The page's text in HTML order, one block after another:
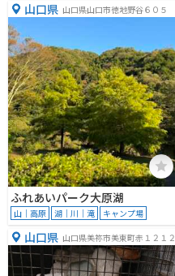
山口県 山口県山口市徳地野谷６０５
ふれあいパーク大原湖
山｜高原 湖｜川｜滝 キャンプ場
山口県 山口県美祢市美東町赤１２１２